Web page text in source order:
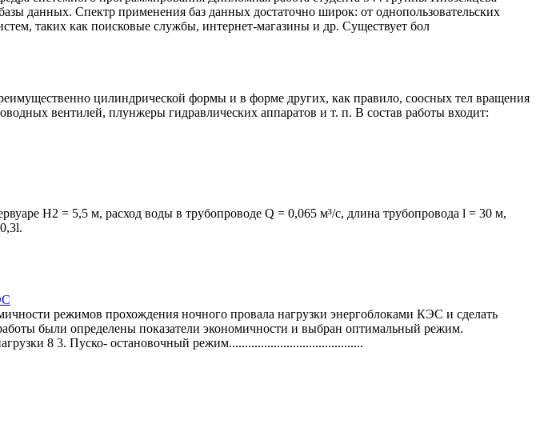
данных. Спектр применения баз данных достаточно широк: от однопользовательских
таких как поисковые службы, интернет-магазины и др. Существует бол
цилиндрической формы и в форме других, как правило, соосных тел вращения
вентилей, плунжеры гидравлических аппаратов и т. п. В состав работы входит:
Н2 = 5,5 м, расход воды в трубопроводе Q = 0,065 м³/с, длина трубопровода l = 30 м,
режимов прохождения ночного провала нагрузки энергоблоками КЭС и сделать
были определены показатели экономичности и выбран оптимальный режим.
8 3. Пуско- остановочный режим..........................................